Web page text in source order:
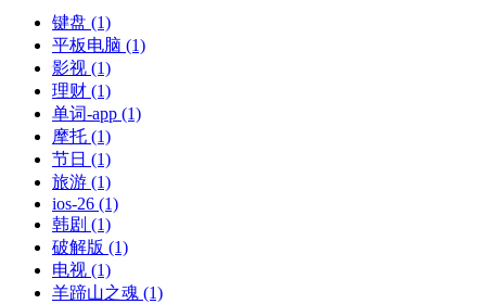
键盘 (1)
平板电脑 (1)
影视 (1)
理财 (1)
单词-app (1)
摩托 (1)
节日 (1)
旅游 (1)
ios-26 (1)
韩剧 (1)
破解版 (1)
电视 (1)
羊蹄山之魂 (1)